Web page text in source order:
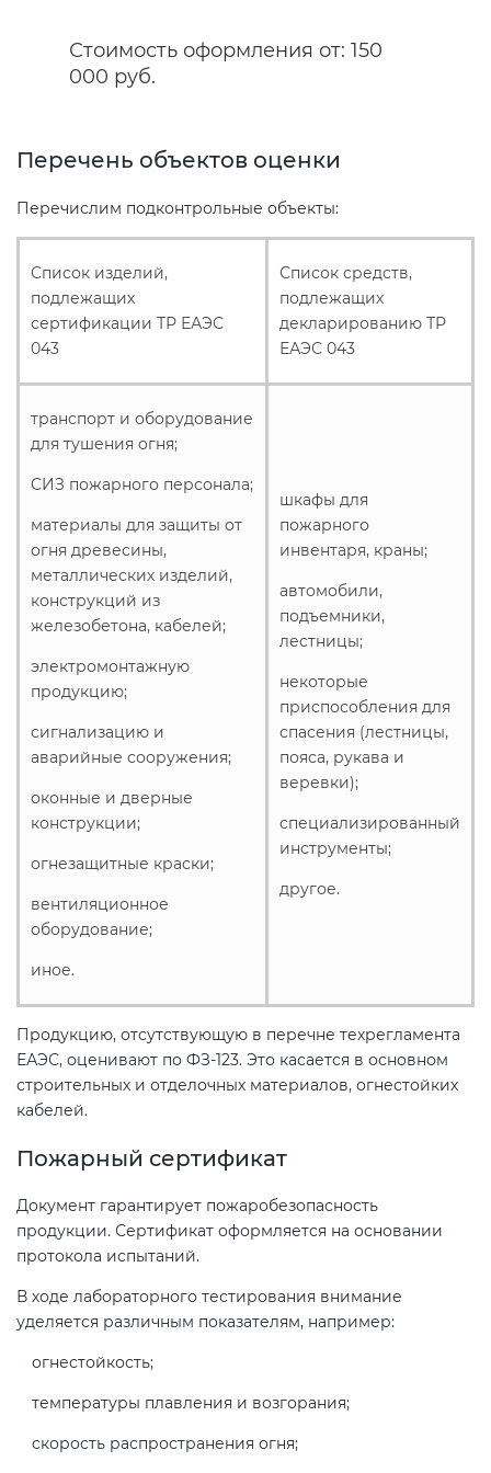
Стоимость оформления от: 150
000 руб.
Перечень объектов оценки
Перечислим подконтрольные объекты:
Список изделий,
подлежащих
сертификации ТР ЕАЭС
043
Список средств,
подлежащих
декларированию ТР
ЕАЭС 043
транспорт и оборудование
для тушения огня;
СИЗ пожарного персонала;
материалы для защиты от
огня древесины,
металлических изделий,
конструкций из
железобетона, кабелей;
электромонтажную
продукцию;
сигнализацию и
аварийные сооружения;
оконные и дверные
конструкции;
огнезащитные краски;
вентиляционное
оборудование;
иное.
шкафы для
пожарного
инвентаря, краны;
автомобили,
подъемники,
лестницы;
некоторые
приспособления для
спасения (лестницы,
пояса, рукава и
веревки);
специализированный
инструменты;
другое.
Продукцию, отсутствующую в перечне техрегламента
ЕАЭС, оценивают по ФЗ-123. Это касается в основном
строительных и отделочных материалов, огнестойких
кабелей.
Пожарный сертификат
Документ гарантирует пожаробезопасность
продукции. Сертификат оформляется на основании
протокола испытаний.
В ходе лабораторного тестирования внимание
уделяется различным показателям, например:
огнестойкость;
температуры плавления и возгорания;
скорость распространения огня;
Сертификация спортивных
товаров
Сертификация электротехники
Сертификация ресурсов
Остальное
БАДы